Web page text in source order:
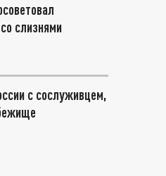
слизнями
с сослуживцем,